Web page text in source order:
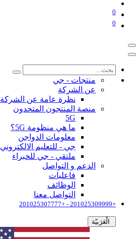
0
0
منتجات - جي
عن الشركة
نظرة عامة عن الشركة
منصة المنتجون المتحدون
5G
ما هي منظومة 5G؟
معلومات الدواجن
جي - للتعليم الالكتروني
ملتقي - جي للخبراء
الدعم و التواصل
فاعليات
الوظائف
التواصل معنا
+201025309999 - +201025307777
الْعَرَبيّة